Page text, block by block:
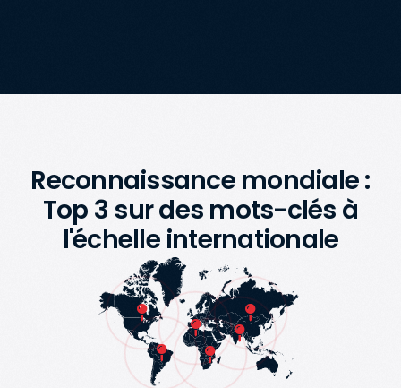
Reconnaissance mondiale :
Top 3 sur des mots-clés à
l'échelle internationale